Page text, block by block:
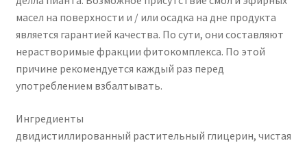
масел на поверхности и / или осадка на дне продукта
является гарантией качества. По сути, они составляют
нерастворимые фракции фитокомплекса. По этой
причине рекомендуется каждый раз перед
употреблением взбалтывать.
Ингредиенты
двидистиллированный растительный глицерин, чистая